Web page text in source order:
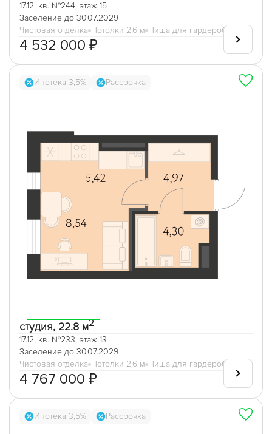
17.12, кв. №244, этаж 15
Заселение до 30.07.2029
Чистовая отделка Потолки 2,6 м Ниша для гардеробной
4 532 000 ₽
Ипотека 3,5% Рассрочка
студия, 22.8 м2
17.12, кв. №233, этаж 13
Заселение до 30.07.2029
Чистовая отделка Потолки 2,6 м Ниша для гардеробной
4 767 000 ₽
Ипотека 3,5% Рассрочка